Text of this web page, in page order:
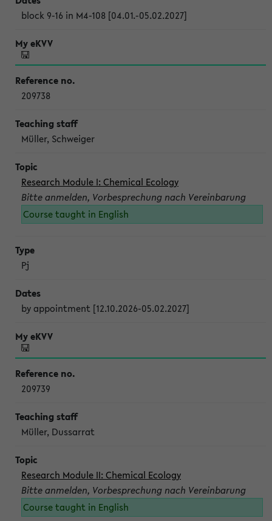
block 9-16 in M4-108 [04.01.-05.02.2027]
209738
Müller, Schweiger
Research Module I: Chemical Ecology
Bitte anmelden, Vorbesprechung nach Vereinbarung
Course taught in English
Pj
by appointment [12.10.2026-05.02.2027]
209739
Müller, Dussarrat
Research Module II: Chemical Ecology
Bitte anmelden, Vorbesprechung nach Vereinbarung
Course taught in English